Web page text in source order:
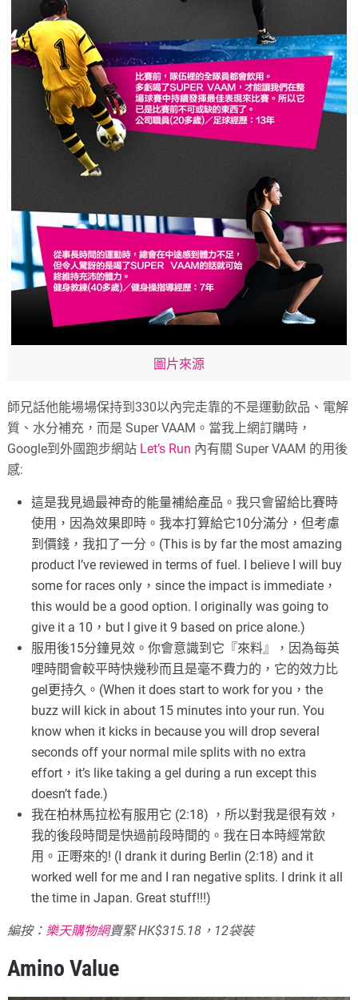
圖片來源
師兄話他能場場保持到330以內完走靠的不是運動飲品、電解
質、水分補充，而是 Super VAAM。當我上網訂購時，
Google到外國跑步網站 Let’s Run 內有關 Super VAAM 的用後
感:
這是我見過最神奇的能量補給產品。我只會留給比賽時
使用，因為效果即時。我本打算給它10分滿分，但考慮
到價錢，我扣了一分。(This is by far the most amazing
product I’ve reviewed in terms of fuel. I believe I will buy
some for races only，since the impact is immediate，
this would be a good option. I originally was going to
give it a 10，but I give it 9 based on price alone.)
服用後15分鐘見效。你會意識到它『來料』，因為每英
哩時間會較平時快幾秒而且是毫不費力的，它的效力比
gel更持久。(When it does start to work for you，the
buzz will kick in about 15 minutes into your run. You
know when it kicks in because you will drop several
seconds off your normal mile splits with no extra
effort，it’s like taking a gel during a run except this
doesn’t fade.)
我在柏林馬拉松有服用它 (2:18) ，所以對我是很有效，
我的後段時間是快過前段時間的。我在日本時經常飲
用。正嘢來的! (I drank it during Berlin (2:18) and it
worked well for me and I ran negative splits. I drink it all
the time in Japan. Great stuff!!!)
編按： 樂天購物網賣緊 HK$315.18，12袋裝
Amino Value